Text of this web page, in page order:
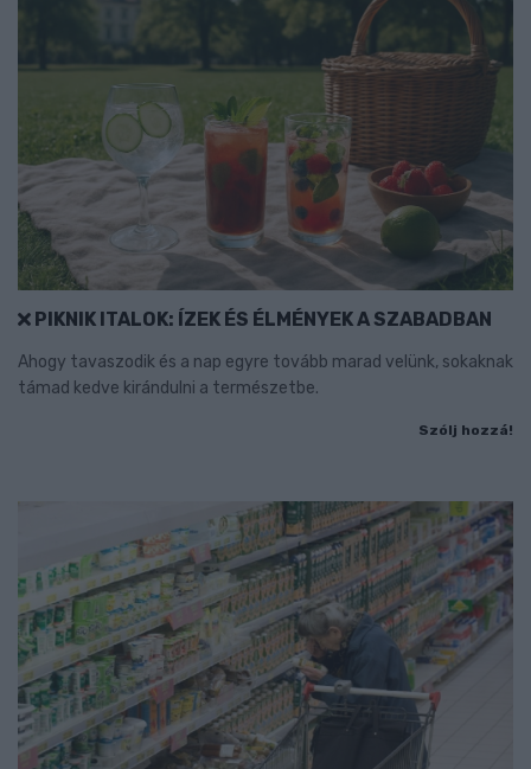
PIKNIK ITALOK: ÍZEK ÉS ÉLMÉNYEK A SZABADBAN
Ahogy tavaszodik és a nap egyre tovább marad velünk, sokaknak
támad kedve kirándulni a természetbe.
Szólj hozzá!